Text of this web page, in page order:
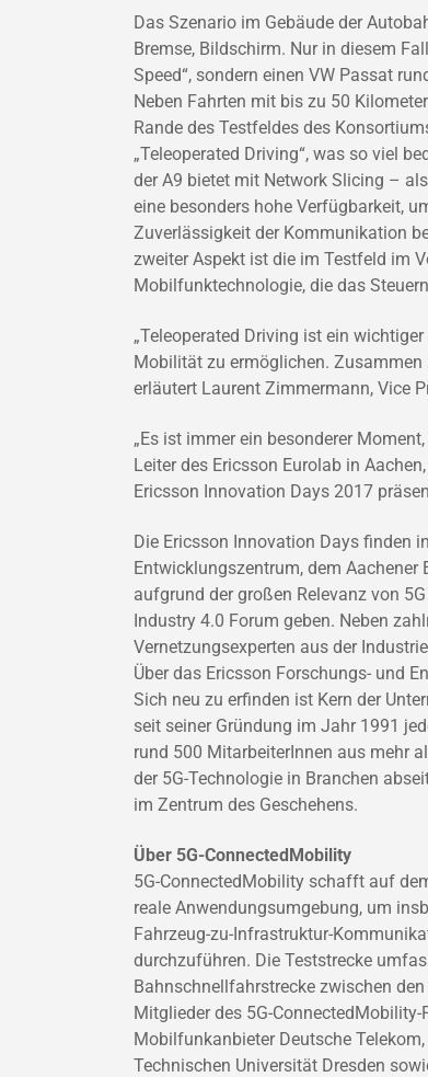
Das Szenario im Gebäude der
Bremse, Bildschirm. Nur in diesem
Speed“, sondern einen VW Passat
Neben Fahrten mit bis zu 50
Rande des Testfeldes des
„Teleoperated Driving“, was so viel
der A9 bietet mit Network Slicing –
eine besonders hohe Verfügbarkeit,
Zuverlässigkeit der Kommunikation
zweiter Aspekt ist die im Testfeld im
Mobilfunktechnologie, die das
„Teleoperated Driving ist ein
Mobilität zu ermöglichen. Zusammen
erläutert Laurent Zimmermann, Vice
„Es ist immer ein besonderer
Leiter des Ericsson Eurolab in
Ericsson Innovation Days 2017
Die Ericsson Innovation Days finden
Entwicklungszentrum, dem
aufgrund der großen Relevanz von
Industry 4.0 Forum geben. Neben
Vernetzungsexperten aus der
Über das Ericsson Forschungs- und
Sich neu zu erfinden ist Kern der
seit seiner Gründung im Jahr 1991
rund 500 MitarbeiterInnen aus mehr
der 5G-Technologie in Branchen
im Zentrum des Geschehens.
Über 5G-ConnectedMobility
5G-ConnectedMobility schafft auf
reale Anwendungsumgebung, um
Fahrzeug-zu-Infrastruktur-
durchzuführen. Die Teststrecke
Bahnschnellfahrstrecke zwischen
Mitglieder des 5G-
Mobilfunkanbieter Deutsche
Technischen Universität Dresden